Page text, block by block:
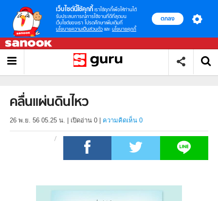
เว็บไซต์นี้ใช้คุกกี้ เราใช้คุกกี้เพื่อให้ท่านได้
รับประสบการณ์การใช้งานที่ดีที่สุดบน
เว็บไซต์ของเรา โปรดศึกษาเพิ่มเติมที่
นโยบายความเป็นส่วนตัว และ นโยบายคุกกี้
ตกลง
คลื่นแผ่นดินไหว
26 พ.ย. 56 05.25 น. เปิดอ่าน 0 ความคิดเห็น 0